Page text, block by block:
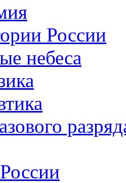
России
небеса